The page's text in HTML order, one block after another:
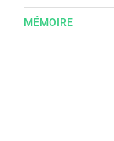
MÉMOIRE